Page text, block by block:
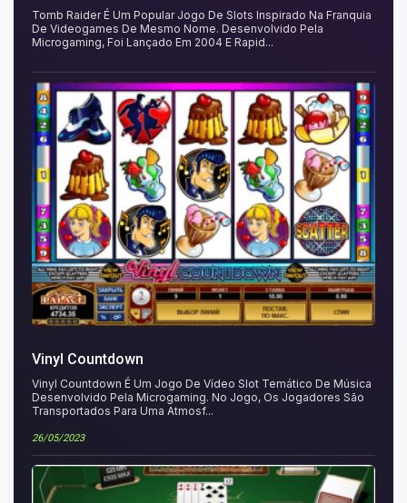
Tomb Raider É Um Popular Jogo De Slots Inspirado Na Franquia
De Videogames De Mesmo Nome. Desenvolvido Pela
Microgaming, Foi Lançado Em 2004 E Rapid...
Vinyl Countdown
Vinyl Countdown É Um Jogo De Vídeo Slot Temático De Música
Desenvolvido Pela Microgaming. No Jogo, Os Jogadores São
Transportados Para Uma Atmosf...
26/05/2023